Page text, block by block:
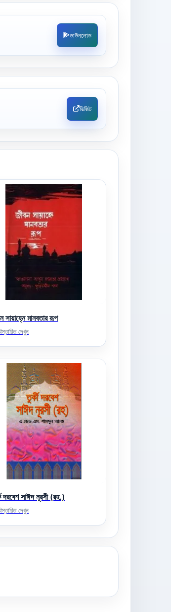
ডাউনলোড
ভিজিট
সায়াহ্নে মানবতার রূপ
দেখুন
দরবেশ সাঈদ নূরসী (রহ.)
দেখুন